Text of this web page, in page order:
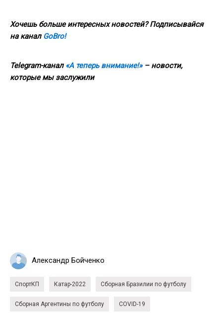
Хочешь больше интересных новостей? Подписывайся
на канал GoBro!
Telegram-канал «А теперь внимание!»– новости,
которые мы заслужили
Александр Бойченко
СпортКП Катар-2022 Сборная Бразилии по футболу
Сборная Аргентины по футболу COVID-19